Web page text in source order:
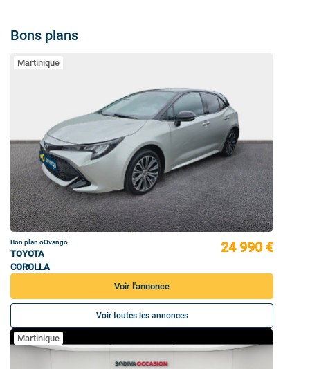
Bons plans
Martinique
Bon plan oOvango
TOYOTA
COROLLA
24 990 €
Voir l'annonce
Voir toutes les annonces
Martinique